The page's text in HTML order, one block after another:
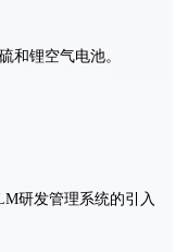
和锂空气电池。
研发管理系统的引入